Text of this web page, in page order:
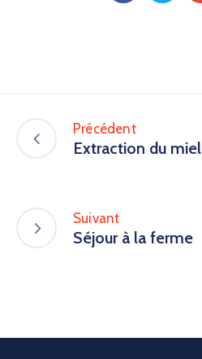
Précédent
Extraction du miel
Suivant
Séjour à la ferme